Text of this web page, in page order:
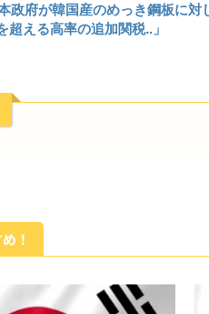
政府が韓国産のめっき鋼板に
える高率の追加関税‥」
！